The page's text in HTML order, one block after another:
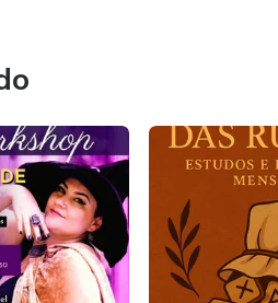
isso estudamos e
para que cada um
atitudes, nossos
seus textos e contextos!!!
esse mundo cheio de